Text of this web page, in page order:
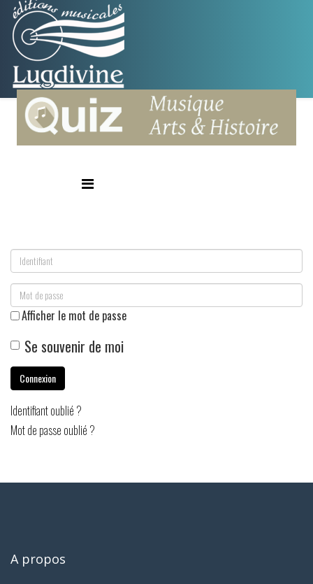
Afficher le mot de passe
Se souvenir de moi
Connexion
Identifiant oublié ?
Mot de passe oublié ?
A propos